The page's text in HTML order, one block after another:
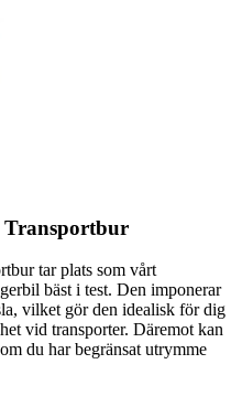
Transportbur
tar plats som vårt
bäst i test. Den imponerar
vilket gör den idealisk för dig
vid transporter. Däremot kan
du har begränsat utrymme